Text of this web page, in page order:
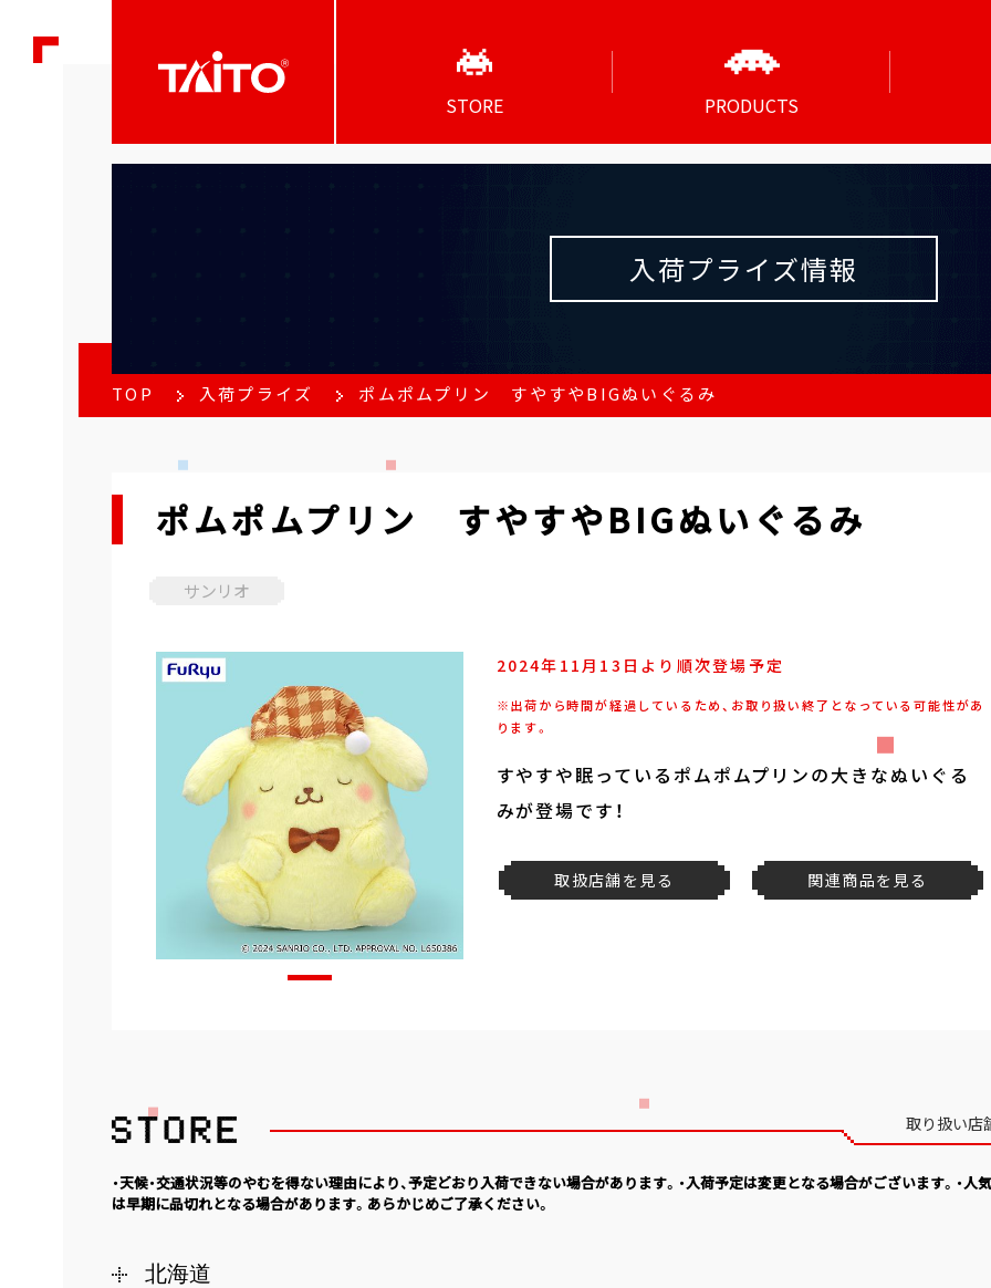
STORE PRODUCTS
入荷プライズ情報
TOP 入荷プライズ ポムポムプリン すやすやBIGぬいぐるみ
ポムポムプリン すやすやBIGぬいぐるみ
サンリオ
2024年11月13日より順次登場予定
※出荷から時間が経過しているため、お取り扱い終了となっている可能性があ
ります。
すやすや眠っているポムポムプリンの大きなぬいぐる
みが登場です！
取扱店舗を見る 関連商品を見る
取り扱い店
・天候・交通状況等のやむを得ない理由により、予定どおり入荷できない場合があります。・入荷予定は変更となる場合がございます。・人
は早期に品切れとなる場合があります。あらかじめご了承ください。
北海道